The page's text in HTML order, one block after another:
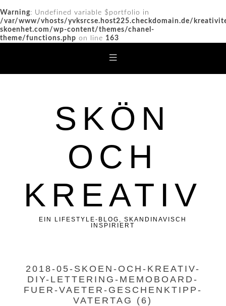
Warning: Undefined variable $portfolio in
/var/www/vhosts/yvksrcse.host225.checkdomain.de/
skoenhet.com/wp-content/themes/chanel-
theme/functions.php on line 163
SKÖN
OCH
KREATIV
EIN LIFESTYLE-BLOG, SKANDINAVISCH
INSPIRIERT
2018-05-SKOEN-OCH-KREATIV-
DIY-LETTERING-MEMOBOARD-
FUER-VAETER-GESCHENKTIPP-
VATERTAG (6)